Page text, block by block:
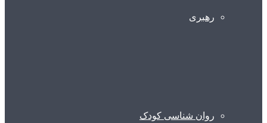
رهبری
روان شناسی کودک